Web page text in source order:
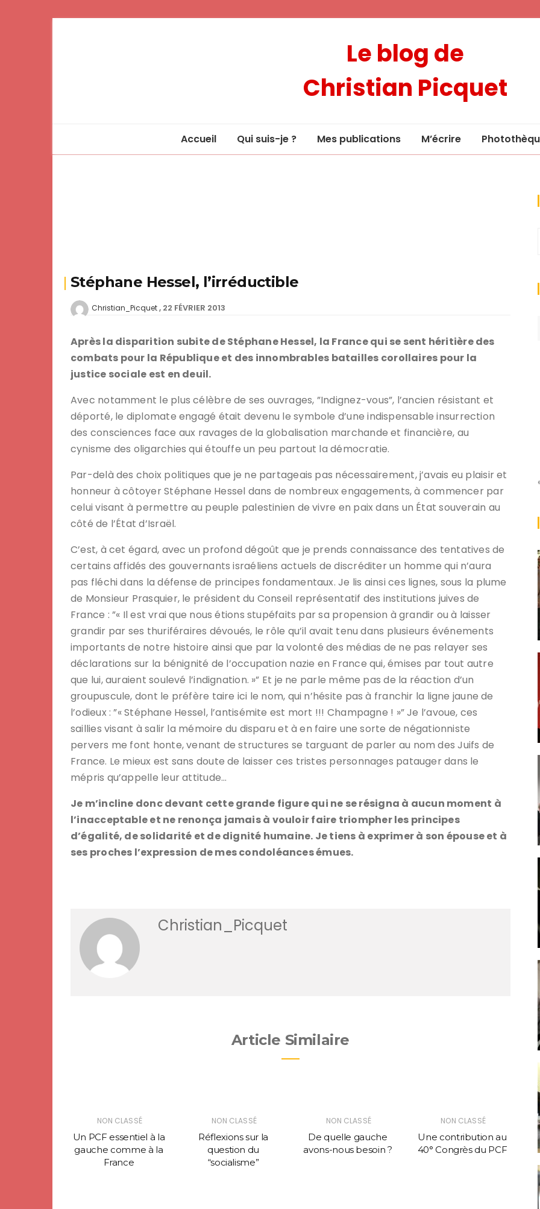
Le blog de
Christian Picquet
Accueil Qui suis-je ? Mes publications M’écrire
Stéphane Hessel, l’irréductible
Christian_Picquet 22 FÉVRIER 2013
Après la disparition subite de Stéphane Hessel, la France qui se sent héritière des
combats pour la République et des innombrables batailles corollaires pour la
justice sociale est en deuil.
Avec notamment le plus célèbre de ses ouvrages, ”Indignez-vous”, l’ancien résistant et
déporté, le diplomate engagé était devenu le symbole d’une indispensable insurrection
des consciences face aux ravages de la globalisation marchande et financière, au
cynisme des oligarchies qui étouffe un peu partout la démocratie.
Par-delà des choix politiques que je ne partageais pas nécessairement, j’avais eu plaisir et
honneur à côtoyer Stéphane Hessel dans de nombreux engagements, à commencer par
celui visant à permettre au peuple palestinien de vivre en paix dans un État souverain au
côté de l’État d’Israël.
C’est, à cet égard, avec un profond dégoût que je prends connaissance des tentatives de
certains affidés des gouvernants israéliens actuels de discréditer un homme qui n’aura
pas fléchi dans la défense de principes fondamentaux. Je lis ainsi ces lignes, sous la plume
de Monsieur Prasquier, le président du Conseil représentatif des institutions juives de
France : ”« Il est vrai que nous étions stupéfaits par sa propension à grandir ou à laisser
grandir par ses thuriféraires dévoués, le rôle qu’il avait tenu dans plusieurs événements
importants de notre histoire ainsi que par la volonté des médias de ne pas relayer ses
déclarations sur la bénignité de l’occupation nazie en France qui, émises par tout autre
que lui, auraient soulevé l’indignation. »” Et je ne parle même pas de la réaction d’un
groupuscule, dont le préfère taire ici le nom, qui n’hésite pas à franchir la ligne jaune de
l’odieux : ”« Stéphane Hessel, l’antisémite est mort !!! Champagne ! »” Je l’avoue, ces
saillies visant à salir la mémoire du disparu et à en faire une sorte de négationniste
pervers me font honte, venant de structures se targuant de parler au nom des Juifs de
France. Le mieux est sans doute de laisser ces tristes personnages patauger dans le
mépris qu’appelle leur attitude…
Je m’incline donc devant cette grande figure qui ne se résigna à aucun moment à
l’inacceptable et ne renonça jamais à vouloir faire triompher les principes
d’égalité, de solidarité et de dignité humaine. Je tiens à exprimer à son épouse et à
ses proches l’expression de mes condoléances émues.
Christian_Picquet
Article Similaire
NON CLASSÉ
Un PCF essentiel à la
gauche comme à la
France
NON CLASSÉ
Réflexions sur la
question du
“socialisme”
NON CLASSÉ
De quelle gauche
avons-nous besoin ?
NON CLASSÉ
Une contribution au
40° Congrès du PCF